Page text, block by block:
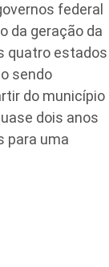
federal
da geração da
quatro estados
sendo
do município
dois anos
para uma